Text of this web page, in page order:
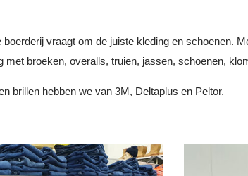
vraagt om de juiste kleding en schoenen.
met broeken, overalls, truien, jassen, schoenen,
brillen hebben we van 3M, Deltaplus en Peltor.